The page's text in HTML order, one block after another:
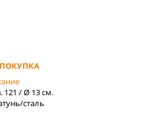
121 / Ø 13 см.
сталь